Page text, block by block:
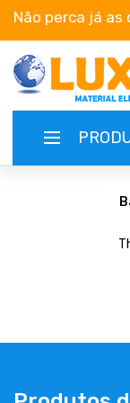
Não perca já as
NEW-PRODUCTS
TERMS OF
CAMPAIGNS